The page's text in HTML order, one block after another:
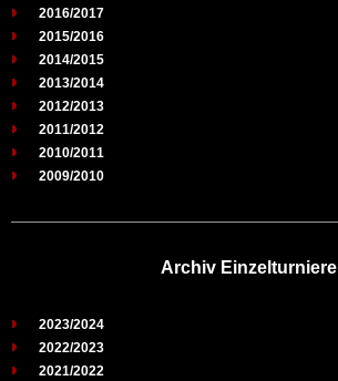
2016/2017
2015/2016
2014/2015
2013/2014
2012/2013
2011/2012
2010/2011
2009/2010
Archiv Einzelturniere
2023/2024
2022/2023
2021/2022